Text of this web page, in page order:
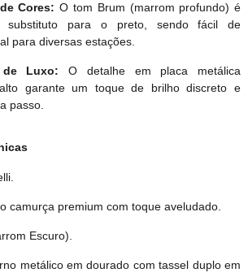
Cores: O tom Brum (marrom profundo) é
substituto para o preto, sendo fácil de
para diversas estações.
de Luxo: O detalhe em placa metálica
garante um toque de brilho discreto e
passo.
camurça premium com toque aveludado.
Escuro).
metálico em dourado com tassel duplo em